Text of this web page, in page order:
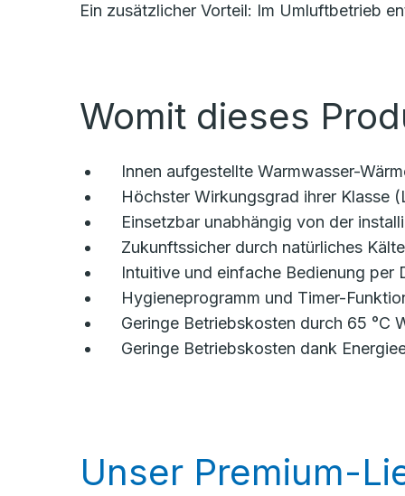
Ein zusätzlicher Vorteil: Im Umluftbetrieb
Womit dieses
Innen aufgestellte Warmwasser-
Höchster Wirkungsgrad ihrer Klasse
Einsetzbar unabhängig von der
Zukunftssicher durch natürliches
Intuitive und einfache Bedienung per
Hygieneprogramm und Timer-
Geringe Betriebskosten durch 65 °C
Geringe Betriebskosten dank
Unser Premium-